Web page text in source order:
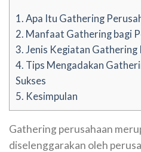
1. Apa Itu Gathering
2. Manfaat Gathering bagi
3. Jenis Kegiatan Gathering
4. Tips Mengadakan
Sukses
5. Kesimpulan
Gathering perusahaan
diselenggarakan oleh